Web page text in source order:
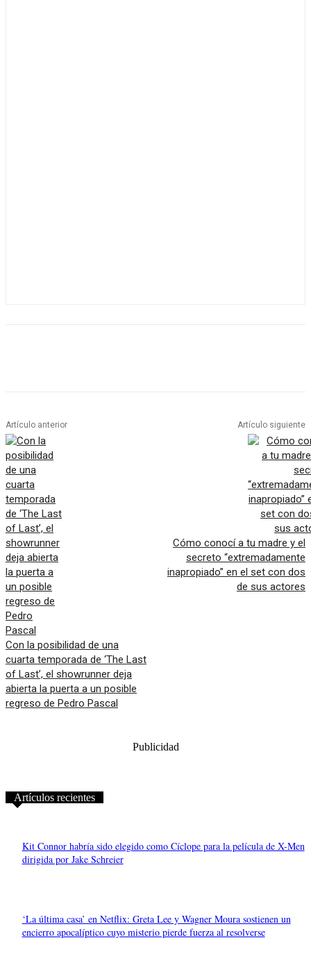
Artículo anterior
Con la posibilidad de una
cuarta temporada de ‘The Last
of Last’, el showrunner deja
abierta la puerta a un posible
regreso de Pedro Pascal
Artículo siguiente
Cómo conocí a tu madre y el
secreto “extremadamente
inapropiado” en el set con dos
de sus actores
Publicidad
Artículos recientes
Kit Connor habría sido elegido como Cíclope para la película de X-Men
dirigida por Jake Schreier
‘La última casa’ en Netflix: Greta Lee y Wagner Moura sostienen un
encierro apocalíptico cuyo misterio pierde fuerza al resolverse